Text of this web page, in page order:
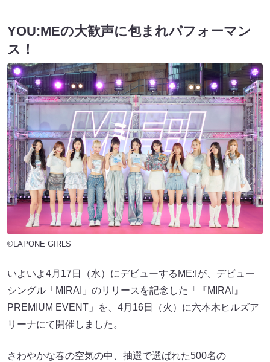
YOU:MEの大歓声に包まれパフォーマン
ス！
©LAPONE GIRLS
いよいよ4月17日（水）にデビューするME:Iが、デビュー
シングル「MIRAI」のリリースを記念した「『MIRAI』
PREMIUM EVENT」を、4月16日（火）に六本木ヒルズア
リーナにて開催しました。
さわやかな春の空気の中、抽選で選ばれた500名の